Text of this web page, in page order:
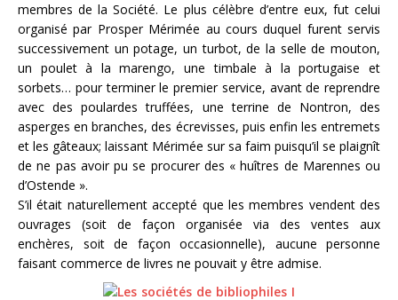
membres de la Société. Le plus célèbre d’entre eux, fut celui
organisé par Prosper Mérimée au cours duquel furent servis
successivement un potage, un turbot, de la selle de mouton,
un poulet à la marengo, une timbale à la portugaise et
sorbets… pour terminer le premier service, avant de reprendre
avec des poulardes truffées, une terrine de Nontron, des
asperges en branches, des écrevisses, puis enfin les entremets
et les gâteaux; laissant Mérimée sur sa faim puisqu’il se plaignît
de ne pas avoir pu se procurer des « huîtres de Marennes ou
d’Ostende ».
S’il était naturellement accepté que les membres vendent des
ouvrages (soit de façon organisée via des ventes aux
enchères, soit de façon occasionnelle), aucune personne
faisant commerce de livres ne pouvait y être admise.